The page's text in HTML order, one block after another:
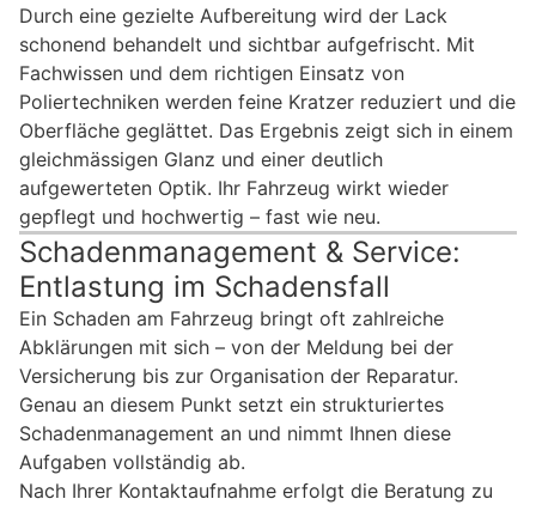
Durch eine gezielte Aufbereitung wird der Lack
schonend behandelt und sichtbar aufgefrischt. Mit
Fachwissen und dem richtigen Einsatz von
Poliertechniken werden feine Kratzer reduziert und die
Oberfläche geglättet. Das Ergebnis zeigt sich in einem
gleichmässigen Glanz und einer deutlich
aufgewerteten Optik. Ihr Fahrzeug wirkt wieder
gepflegt und hochwertig – fast wie neu.
Schadenmanagement & Service:
Entlastung im Schadensfall
Ein Schaden am Fahrzeug bringt oft zahlreiche
Abklärungen mit sich – von der Meldung bei der
Versicherung bis zur Organisation der Reparatur.
Genau an diesem Punkt setzt ein strukturiertes
Schadenmanagement an und nimmt Ihnen diese
Aufgaben vollständig ab.
Nach Ihrer Kontaktaufnahme erfolgt die Beratung zu